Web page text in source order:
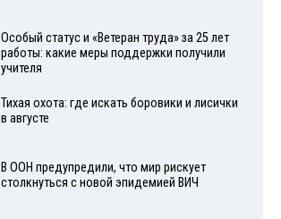
Особый статус и «Ветеран труда» за 25 лет
работы: какие меры поддержки получили
учителя
Тихая охота: где искать боровики и лисички
в августе
В ООН предупредили, что мир рискует
столкнуться с новой эпидемией ВИЧ